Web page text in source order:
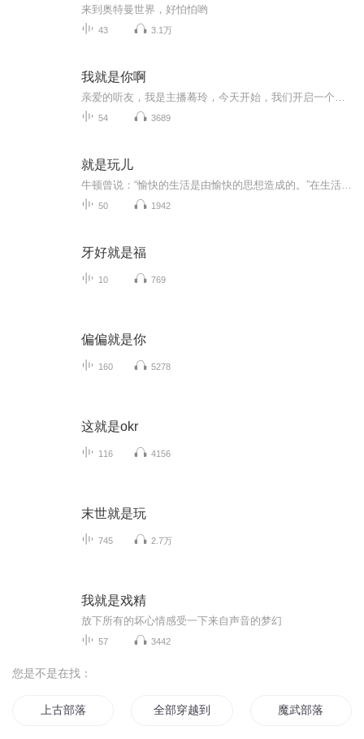
来到奥特曼世界，好怕怕哟
43 3.1万
我就是你啊
54 3689
就是玩儿
50 1942
牙好就是福
10 769
偏偏就是你
160 5278
这就是okr
116 4156
末世就是玩
745 2.7万
我就是戏精
放下所有的坏心情感受一下来自声音的梦幻
57 3442
您是不是在找：
上古部落 全部穿越到异界 魔武部落